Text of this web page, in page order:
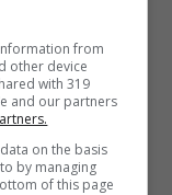
deglieccessi
smise di
mese
from
other device
with 319
and our partners
on the basis
by managing
of this page